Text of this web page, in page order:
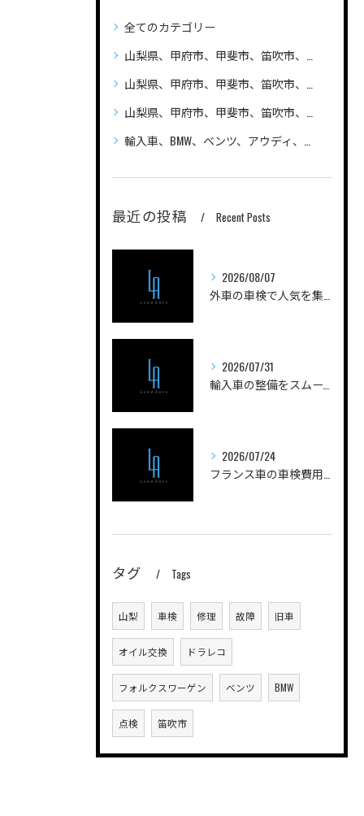
全てのカテゴリー
山梨県、甲府市、甲斐市、笛吹市、昭和町、
山梨県、甲府市、甲斐市、笛吹市、昭和町、自動車（普通車、軽自動車、ハイブリッド車）の車検、整備、修理なら笛吹市のLandAuto（ランドオート）へご相談ください 安い
山梨県、甲府市、甲斐市、笛吹市、昭和町、輸入車の車検、整備、修理なら笛吹市のLandAuto（ランドオート）へご相談ください
輸入車、BMW、ベンツ、アウディ、ジープ、プジョー、フォルクスワーゲン、ポルシェ、自動車の車検、整備、修理ならLandAutoへご相談ください
最近の投稿 Recent Posts
2026/08/07
2026/07/31
2026/07/24
タグ Tags
山梨 車検 修理 故障 旧車
オイル交換 ドラレコ
フォルクスワーゲン ベンツ BMW
点検 笛吹市